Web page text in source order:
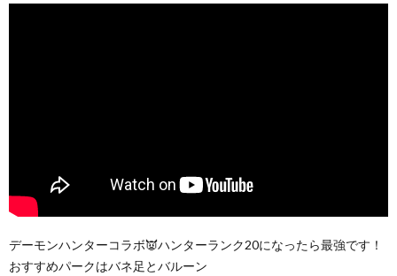
デーモンハンターコラボ👿ハンターランク20になったら最強です！
おすすめパークはバネ足とバルーン